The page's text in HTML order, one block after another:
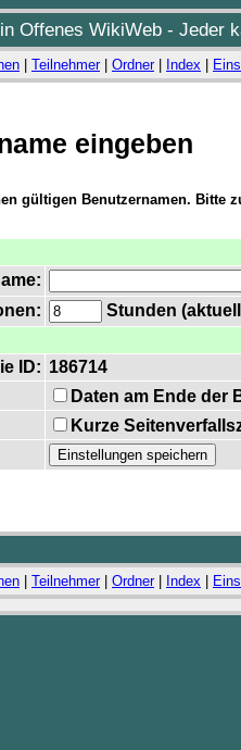
Offenes WikiWeb - Jeder
Teilnehmer| Ordner| Index
eingeben
gültigen Benutzernamen. Bitte
Stunden
ID: 186714
Daten am Ende der
Kurze
Teilnehmer| Ordner| Index